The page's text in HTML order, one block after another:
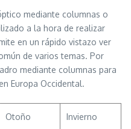
mediante columnas o
a la hora de realizar
en un rápido vistazo ver
de varios temas. Por
mediante columnas para
Europa Occidental.
Otoño Invierno